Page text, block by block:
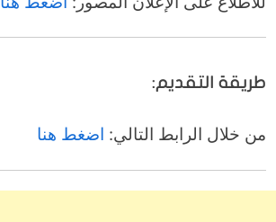
طريقة التقديم:
من خلال الرابط التالي: اضغط هنا